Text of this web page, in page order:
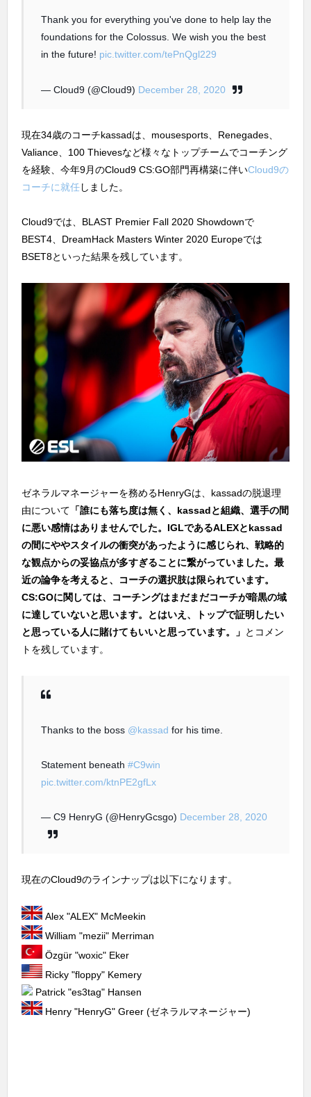
Thank you for everything you've done to help lay the
foundations for the Colossus. We wish you the best
in the future! pic.twitter.com/tePnQgl229
— Cloud9 (@Cloud9) December 28, 2020
現在34歳のコーチkassadは、mousesports、Renegades、
Valiance、100 Thievesなど様々なトップチームでコーチング
を経験、今年9月のCloud9 CS:GO部門再構築に伴いCloud9の
コーチに就任しました。
Cloud9では、BLAST Premier Fall 2020 Showdownで
BEST4、DreamHack Masters Winter 2020 Europeでは
BSET8といった結果を残しています。
ゼネラルマネージャーを務めるHenryGは、kassadの脱退理
由について 「誰にも落ち度は無く、kassadと組織、選手の間
に悪い感情はありませんでした。IGLであるALEXとkassad
の間にややスタイルの衝突があったように感じられ、戦略的
な観点からの妥協点が多すぎることに繋がっていました。最
近の論争を考えると、コーチの選択肢は限られています。
CS:GOに関しては、コーチングはまだまだコーチが暗黒の域
に達していないと思います。とはいえ、トップで証明したい
と思っている人に賭けてもいいと思っています。」 とコメン
トを残しています。
Thanks to the boss @kassad for his time.
Statement beneath #C9win
pic.twitter.com/ktnPE2gfLx
— C9 HenryG (@HenryGcsgo) December 28, 2020
現在のCloud9のラインナップは以下になります。
Alex "ALEX" McMeekin
William "⁠mezii⁠" Merriman
Özgür "woxic" Eker
Ricky "floppy" Kemery
Patrick "es3tag" Hansen
Henry "⁠HenryG⁠" Greer (ゼネラルマネージャー)